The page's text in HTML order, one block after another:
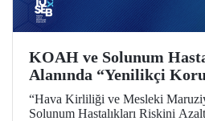
KOAH ve Solunum
Alanında “Yenilikçi
Projesine TÜSEB Desteği
“Hava Kirliliği ve Mesleki
Solunum Hastalıkları Riskini